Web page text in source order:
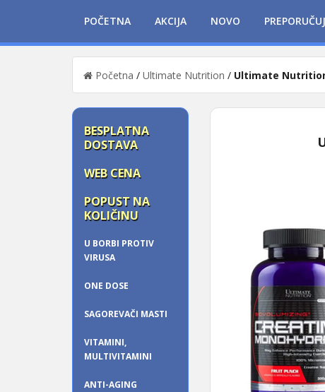
POČETNA AKCIJA NOVO
Početna / Ultimate Nutrition / Ultimate
BESPLATNA
DOSTAVA
WEB CENA
POPUST NA
KOLIČINU
U BORBI PROTIV
VIRUSA
ONE DOSE
SAGOREVAČI MASTI
VITAMINI,
MULTIVITAMINI
ANTI-AGING